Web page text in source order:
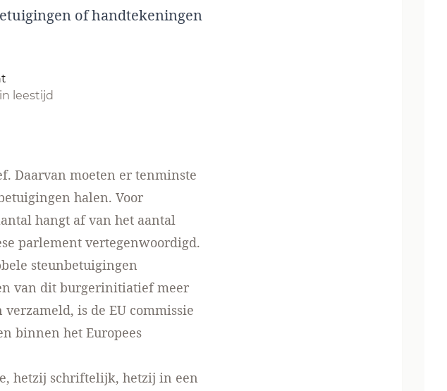
of handtekeningen
leestijd
Daarvan moeten er tenminste
halen. Voor
hangt af van het aantal
parlement vertegenwoordigd.
steunbetuigingen
van dit burgerinitiatief meer
is de EU commissie
binnen het Europees
hetzij schriftelijk, hetzij in een